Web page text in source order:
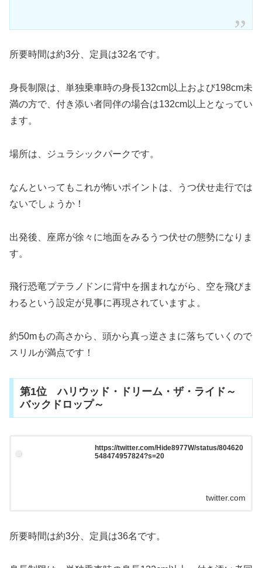
所要時間は約3分、定員は32名です。
身長制限は、単独乗車時の身長132cm以上および198cm未
満の方で、付き添い者同伴の場合は132cm以上となってい
ます。
場所は、ジュラシックパークです。
なんといってもこれが怖いポイントは、うつ伏せ走行では
ないでしょうか！
出発後、座席が徐々に地面をみるうつ伏せの態勢になりま
す。
飛行恐竜プテラノドンに背中を掴まれながら、空を飛びま
わるという設定が見事に再現されていますよ。
約50mもの高さから、頭から真っ逆さまに落ちていくので
スリルが満点です！
第1位 ハリウッド・ドリーム・ザ・ライド～
バックドロップ～
https://twitter.com/Hide8977W/status/804620
548474957824?s=20
twitter.com
所要時間は約3分、定員は36名です。